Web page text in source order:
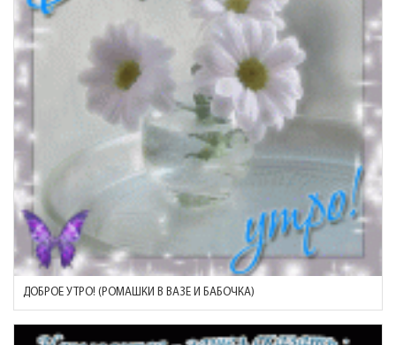
ДОБРОЕ УТРО! (РОМАШКИ В ВАЗЕ И БАБОЧКА)